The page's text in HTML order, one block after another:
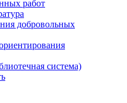
работ
добровольных
система)